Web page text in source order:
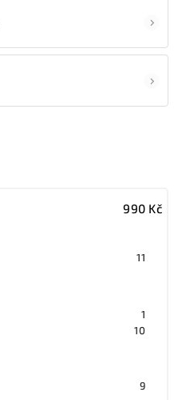
990 Kč
11
1
10
9